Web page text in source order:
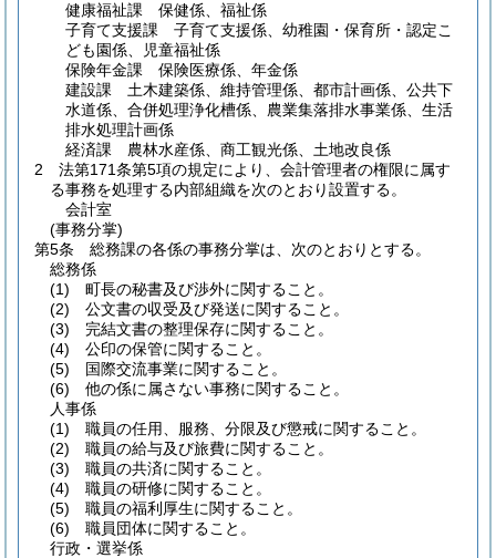
健康福祉課 保健係、福祉係
子育て支援課 子育て支援係、幼稚園・保育所・認定こ
ども園係、児童福祉係
保険年金課 保険医療係、年金係
建設課 土木建築係、維持管理係、都市計画係、公共下
水道係、合併処理浄化槽係、農業集落排水事業係、生活
排水処理計画係
経済課 農林水産係、商工観光係、土地改良係
2
法第171条第5項の規定により、会計管理者の権限に属す
る事務を処理する内部組織を次のとおり設置する。
会計室
(事務分掌)
第5条
総務課の各係の事務分掌は、次のとおりとする。
総務係
(1) 町長の秘書及び渉外に関すること。
(2) 公文書の収受及び発送に関すること。
(3) 完結文書の整理保存に関すること。
(4) 公印の保管に関すること。
(5) 国際交流事業に関すること。
(6) 他の係に属さない事務に関すること。
人事係
(1) 職員の任用、服務、分限及び懲戒に関すること。
(2) 職員の給与及び旅費に関すること。
(3) 職員の共済に関すること。
(4) 職員の研修に関すること。
(5) 職員の福利厚生に関すること。
(6) 職員団体に関すること。
行政・選挙係